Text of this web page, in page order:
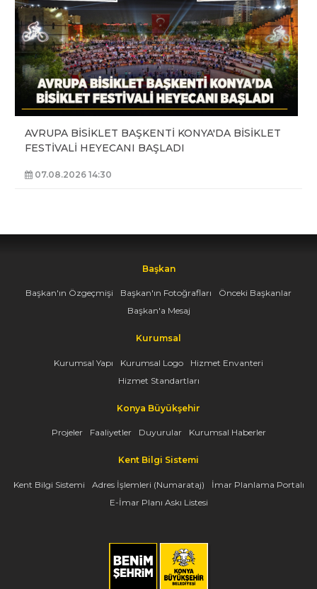
AVRUPA BİSİKLET BAŞKENTİ KONYA'DA BİSİKLET
FESTİVALİ HEYECANI BAŞLADI
07.08.2026 14:30
Başkan
Başkan'ın Özgeçmişi Başkan'ın Fotoğrafları
Önceki Başkanlar
Başkan'a Mesaj
Kurumsal
Kurumsal Yapı Kurumsal Logo
Hizmet Envanteri
Hizmet Standartları
Konya Büyükşehir
Projeler Faaliyetler Duyurular Kurumsal Haberler
Kent Bilgi Sistemi
Kent Bilgi Sistemi Adres İşlemleri (Numarataj)
İmar Planlama Portalı
E-İmar Planı Askı Listesi